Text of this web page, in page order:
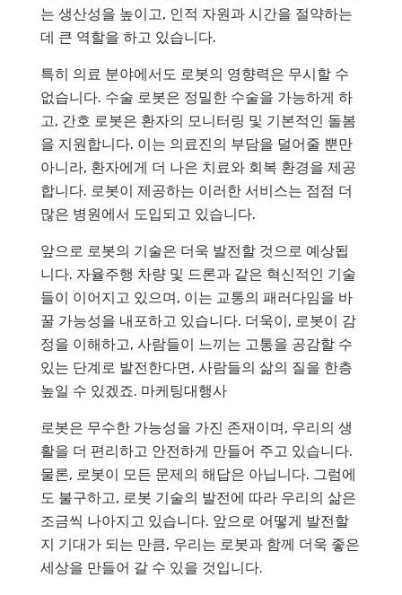
는 생산성을 높이고, 인적 자원과 시간을 절약하는
데 큰 역할을 하고 있습니다.
특히 의료 분야에서도 로봇의 영향력은 무시할 수
없습니다. 수술 로봇은 정밀한 수술을 가능하게 하
고, 간호 로봇은 환자의 모니터링 및 기본적인 돌봄
을 지원합니다. 이는 의료진의 부담을 덜어줄 뿐만
아니라, 환자에게 더 나은 치료와 회복 환경을 제공
합니다. 로봇이 제공하는 이러한 서비스는 점점 더
많은 병원에서 도입되고 있습니다.
앞으로 로봇의 기술은 더욱 발전할 것으로 예상됩
니다. 자율주행 차량 및 드론과 같은 혁신적인 기술
들이 이어지고 있으며, 이는 교통의 패러다임을 바
꿀 가능성을 내포하고 있습니다. 더욱이, 로봇이 감
정을 이해하고, 사람들이 느끼는 고통을 공감할 수
있는 단계로 발전한다면, 사람들의 삶의 질을 한층
높일 수 있겠죠. 마케팅대행사
로봇은 무수한 가능성을 가진 존재이며, 우리의 생
활을 더 편리하고 안전하게 만들어 주고 있습니다.
물론, 로봇이 모든 문제의 해답은 아닙니다. 그럼에
도 불구하고, 로봇 기술의 발전에 따라 우리의 삶은
조금씩 나아지고 있습니다. 앞으로 어떻게 발전할
지 기대가 되는 만큼, 우리는 로봇과 함께 더욱 좋은
세상을 만들어 갈 수 있을 것입니다.